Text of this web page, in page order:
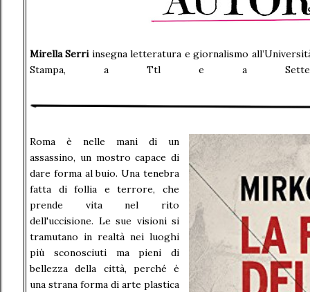
Mirella Serriinsegna letteratura e giornalismo
Stampa, a Ttl e a Sette-
Roma è nelle mani di un
assassino, un mostro capace di
dare forma al buio. Una tenebra
fatta di follia e terrore, che
prende vita nel rito
dell'uccisione. Le sue visioni si
tramutano in realtà nei luoghi
più sconosciuti ma pieni di
bellezza della città, perché è
una strana forma di arte plastica